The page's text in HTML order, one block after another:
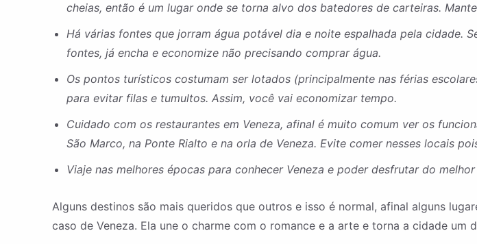
cheias, então é um lugar onde se torna alvo dos batedores de carteiras.
Há várias fontes que jorram água potável dia e noite espalhada pela cidade.
fontes, já encha e economize não precisando comprar água.
Os pontos turísticos costumam ser lotados (principalmente nas férias
para evitar filas e tumultos. Assim, você vai economizar tempo.
Cuidado com os restaurantes em Veneza, afinal é muito comum ver os
São Marco, na Ponte Rialto e na orla de Veneza. Evite comer nesses locais
Viaje nas melhores épocas para conhecer Veneza e poder desfrutar do
Alguns destinos são mais queridos que outros e isso é normal, afinal alguns
caso de Veneza. Ela une o charme com o romance e a arte e torna a cidade um